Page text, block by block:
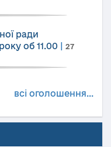
ради
об 11.00
27
всі оголошення...